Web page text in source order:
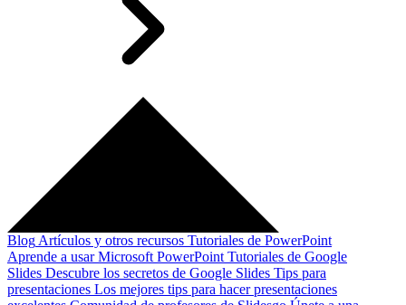
Blog Artículos y otros recursos Tutoriales de PowerPoint
Aprende a usar Microsoft PowerPoint Tutoriales de Google
Slides Descubre los secretos de Google Slides Tips para
presentaciones Los mejores tips para hacer presentaciones